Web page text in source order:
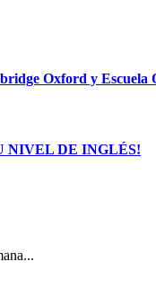
Oxford y Escuela
NIVEL DE INGLÉS!